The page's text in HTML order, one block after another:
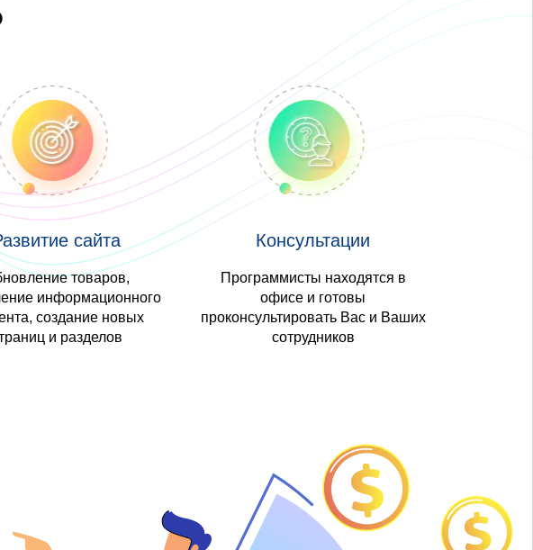
сайта
товаров,
информационного
создание новых
и разделов
Консультации
Программисты находятся в
офисе и готовы
проконсультировать Вас и Ваших
сотрудников